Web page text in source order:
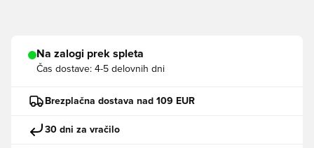
Na zalogi prek spleta
Čas dostave: 4-5 delovnih dni
Brezplačna dostava nad 109 EUR
30 dni za vračilo